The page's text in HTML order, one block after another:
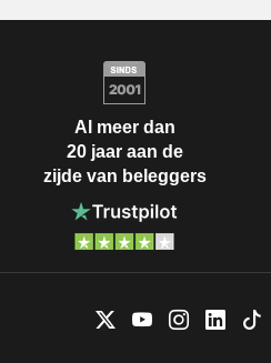
Al meer dan
20 jaar aan de
zijde van beleggers